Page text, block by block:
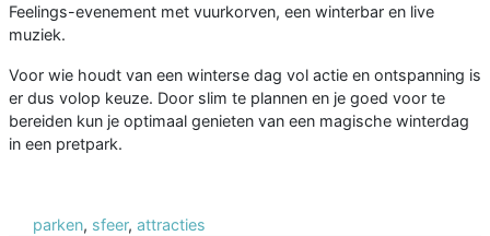
Feelings-evenement met vuurkorven, een winterbar en live
muziek.
Voor wie houdt van een winterse dag vol actie en ontspanning is
er dus volop keuze. Door slim te plannen en je goed voor te
bereiden kun je optimaal genieten van een magische winterdag
in een pretpark.
parken, sfeer, attracties